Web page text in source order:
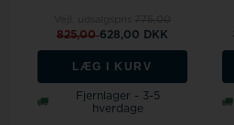
825,00628,00 DKK
LÆG I KURV
Fjernlager - 3-5
hverdage